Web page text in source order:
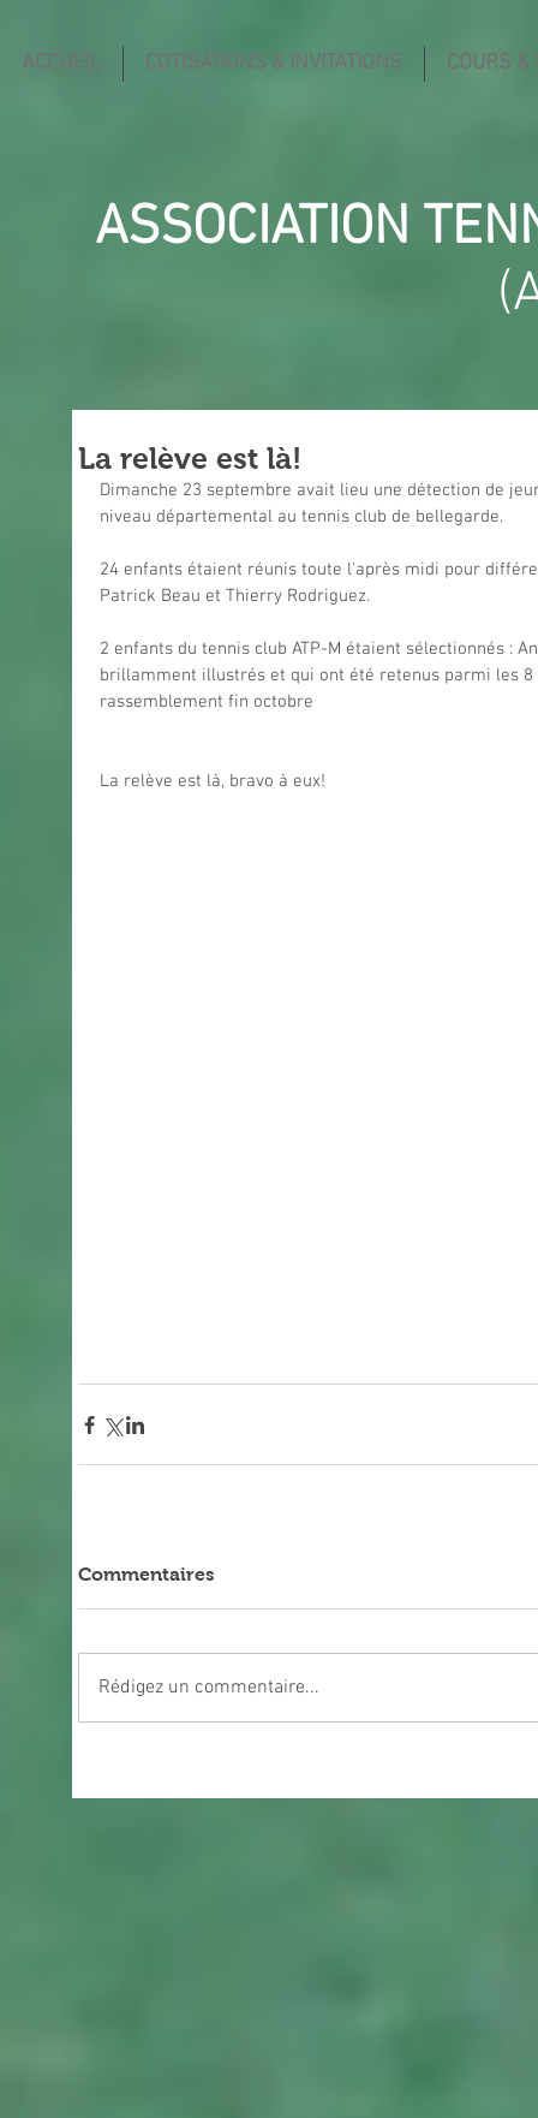
ACCUEIL COTISATIONS & INVITATIONS COURS &
ASSOCIATION
La relève est là!
Dimanche 23 septembre avait lieu une détection de
niveau départemental au tennis club de bellegarde.
24 enfants étaient réunis toute l'après midi pour
Patrick Beau et Thierry Rodriguez.
2 enfants du tennis club ATP-M étaient sélectionnés :
brillamment illustrés et qui ont été retenus parmi les
rassemblement fin octobre
La relève est là, bravo à eux!
Commentaires
Rédigez un commentaire...